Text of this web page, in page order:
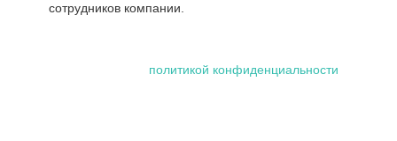
сотрудников компании.
политикой конфиденциальности